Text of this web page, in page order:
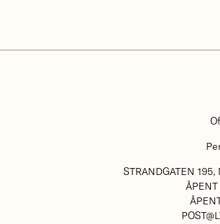
STRANDGATEN
ÅPENT